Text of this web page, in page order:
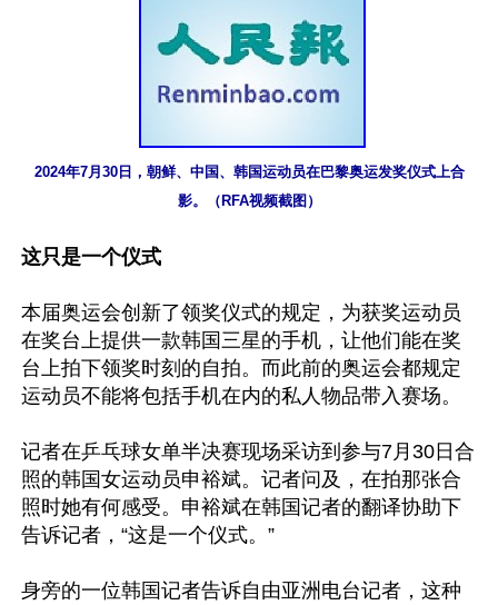
2024年7月30日，朝鲜、中国、韩国运动员在巴黎奥运发奖仪式上合
这只是一个仪式
本届奥运会创新了领奖仪式的规定，为获奖运动员
在奖台上提供一款韩国三星的手机，让他们能在奖
台上拍下领奖时刻的自拍。而此前的奥运会都规定
运动员不能将包括手机在内的私人物品带入赛场。
记者在乒乓球女单半决赛现场采访到参与7月30日合
照的韩国女运动员申裕斌。记者问及，在拍那张合
照时她有何感受。申裕斌在韩国记者的翻译协助下
告诉记者，“这是一个仪式。”
身旁的一位韩国记者告诉自由亚洲电台记者，这种